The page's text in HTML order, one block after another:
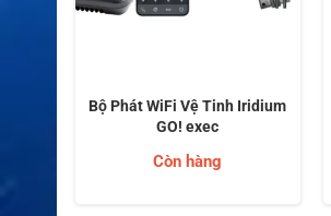
Bộ Phát WiFi Vệ Tinh Iridium
GO! exec
Còn hàng